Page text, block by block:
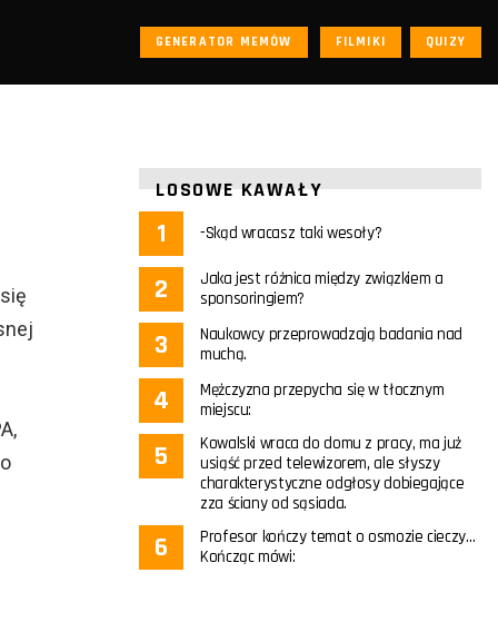
GENERATOR MEMÓW FILMIKI QUIZY
LOSOWE KAWAŁY
-Skąd wracasz taki wesoły?
Jaka jest różnica między związkiem a
sponsoringiem?
Naukowcy przeprowadzają badania nad
muchą.
Mężczyzna przepycha się w tłocznym
miejscu:
Kowalski wraca do domu z pracy, ma już
usiąść przed telewizorem, ale słyszy
charakterystyczne odgłosy dobiegające
zza ściany od sąsiada.
Profesor kończy temat o osmozie cieczy…
Kończąc mówi: